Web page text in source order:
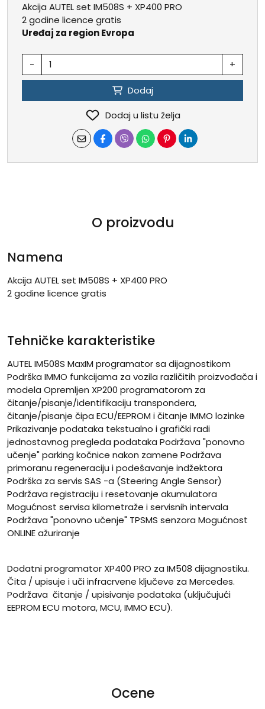
Akcija AUTEL set IM508S + XP400 PRO
2 godine licence gratis
Uređaj za region Evropa
- +
Dodaj
Dodaj u listu želja
O proizvodu
Namena
Akcija AUTEL set IM508S + XP400 PRO
2 godine licence gratis
Tehničke karakteristike
AUTEL IM508S MaxIM programator sa dijagnostikom
Podrška IMMO funkcijama za vozila različitih proizvođača i
modela Opremljen XP200 programatorom za
čitanje/pisanje/identifikaciju transpondera,
čitanje/pisanje čipa ECU/EEPROM i čitanje IMMO lozinke
Prikazivanje podataka tekstualno i grafički radi
jednostavnog pregleda podataka Podržava "ponovno
učenje" parking kočnice nakon zamene Podržava
primoranu regeneraciju i podešavanje indžektora
Podrška za servis SAS -a (Steering Angle Sensor)
Podržava registraciju i resetovanje akumulatora
Mogućnost servisa kilometraže i servisnih intervala
Podržava "ponovno učenje" TPSMS senzora Mogućnost
ONLINE ažuriranje
Dodatni programator XP400 PRO za IM508 dijagnostiku.
Čita / upisuje i uči infracrvene ključeve za Mercedes.
Podržava čitanje / upisivanje podataka (uključujući
EEPROM ECU motora, MCU, IMMO ECU).
Ocene